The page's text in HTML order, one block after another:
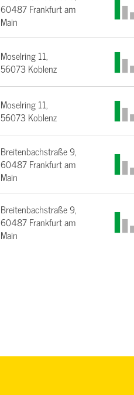
60487 Frankfurt am
Main
Moselring 11,
56073 Koblenz
Moselring 11,
56073 Koblenz
Breitenbachstraße 9,
60487 Frankfurt am
Main
Breitenbachstraße 9,
60487 Frankfurt am
Main